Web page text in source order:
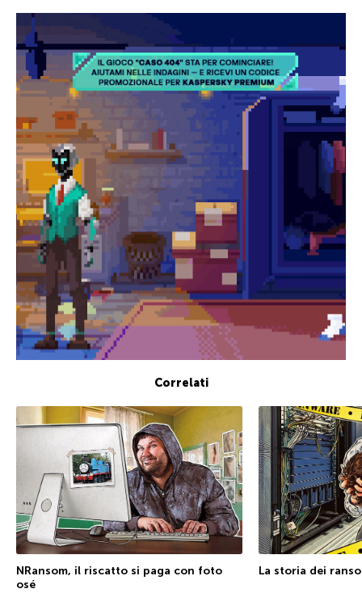
Correlati
NRansom, il riscatto si paga con foto
osé
La storia dei